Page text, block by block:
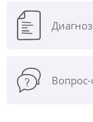
Вопрос-